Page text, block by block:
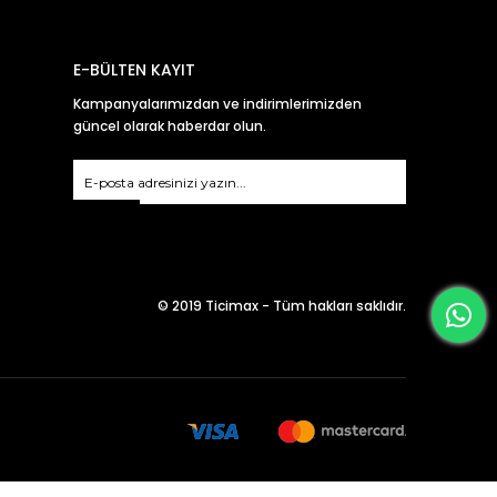
E-BÜLTEN KAYIT
Kampanyalarımızdan ve indirimlerimizden
güncel olarak haberdar olun.
© 2019 Ticimax - Tüm hakları saklıdır.